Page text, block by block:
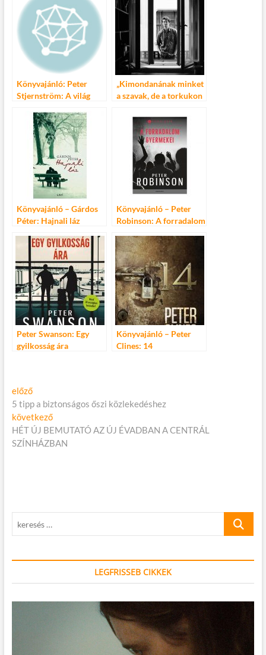
Könyvajánló: Peter
Stjernström: A világ
„Kimondanának minket
a szavak, de a torkukon
Péter: Roncs
szélárnyékban
Könyvajánló – Gárdos
Péter: Hajnali láz
Könyvajánló – Peter
Robinson: A forradalom
Peter Swanson: Egy
gyilkosság ára
Könyvajánló – Peter
Clines: 14
Bejegyzés
navigáció
előzőElőző
cikk:
5 tipp a biztonságos őszi közlekedéshez
következőKövetkező
cikk:
HÉT ÚJ BEMUTATÓ AZ ÚJ ÉVADBAN A CENTRÁL
SZÍNHÁZBAN
keresés
LEGFRISSEB CIKKEK